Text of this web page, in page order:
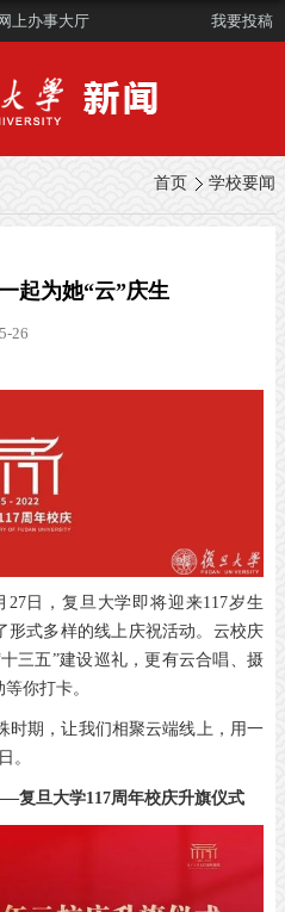
上办事大厅 我要投稿
首页 学校要闻
起为她“云”庆生
26
27日， 复旦大学即将迎来117岁生
形式多样的线上庆祝活动。 云校庆
三五”建设巡礼，更有云合唱、摄
你打卡。
时期，让我们相聚云端线上， 用一
。
复旦大学117周年校庆升旗仪式